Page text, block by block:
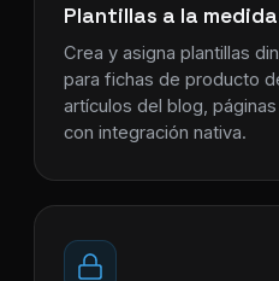
Plantillas a la
Crea y asigna plantillas
para fichas de producto
artículos del blog,
con integración nativa.